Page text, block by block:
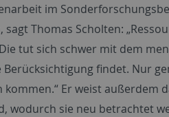
im
Thomas Scholten:
tut sich schwer mit dem
Berücksichtigung findet. Nur
Er weist außerdem
wodurch sie neu betrachtet